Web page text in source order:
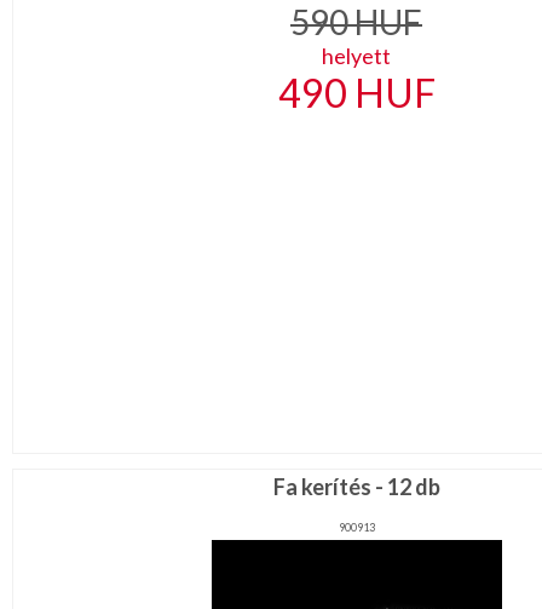
590HUF
helyett
490 HUF
Fa kerítés - 12 db
900913